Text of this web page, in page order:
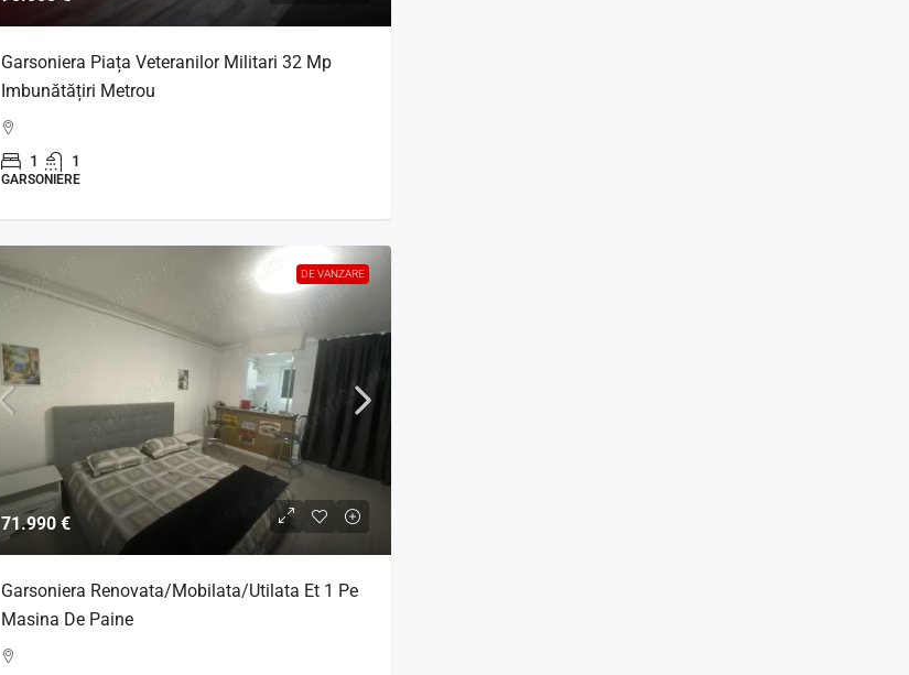
Garsoniera Piața Veteranilor Militari 32 Mp
Imbunătățiri Metrou
1 1
GARSONIERE
DE VANZARE
71.990 €
Garsoniera Renovata/Mobilata/Utilata Et 1 Pe
Masina De Paine